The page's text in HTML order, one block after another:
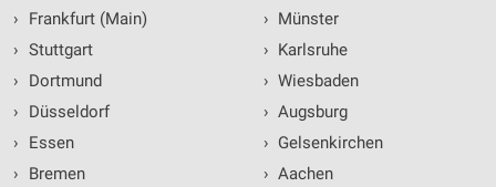
›
Frankfurt (Main)
› Stuttgart
›
Dortmund
›
Düsseldorf
›
Essen
›
Bremen
› Münster
› Karlsruhe
› Wiesbaden
› Augsburg
› Gelsenkirchen
› Aachen
Verwendung von Profilen zur Auswahl
personalisierter Werbung
von Inhalten
personalisierter Inhalte